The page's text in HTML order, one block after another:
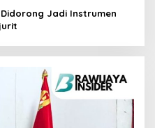
Jadi Instrumen